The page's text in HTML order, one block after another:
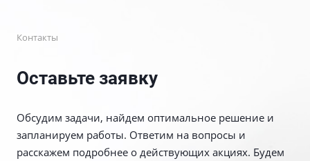
Контакты
Оставьте заявку
Обсудим задачи, найдем оптимальное решение и
запланируем работы. Ответим на вопросы и
расскажем подробнее о действующих акциях. Будем